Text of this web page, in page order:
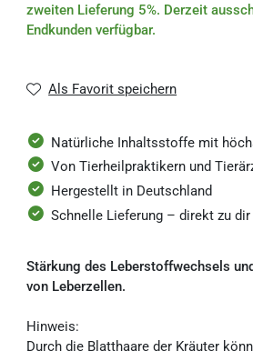
Alle 6 Wochen
Alle 3 Monate
Als Favorit speichern
zweiten Lieferung 5%. Derzeit
Endkunden verfügbar.
Natürliche Inhaltsstoffe mit
Von Tierheilpraktikern und
Hergestellt in Deutschland
Schnelle Lieferung – direkt zu
Stärkung des Leberstoffwechsels
von Leberzellen.
Hinweis:
Durch die Blatthaare der Kräuter